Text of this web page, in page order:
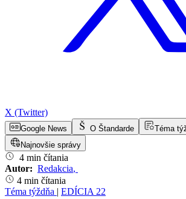
X (Twitter)
Google News O Štandarde
Téma
Najnovšie správy
4 min čítania
Autor: Redakcia,
4 min čítania
Téma týždňa | EDÍCIA 22